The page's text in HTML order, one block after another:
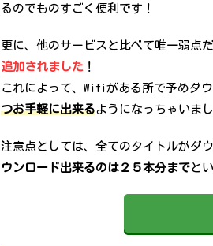
るのでものすごく便利です！
更に、他のサービスと比べて唯一弱点
追加されました ！
これによって、Wifiがある所で予めダ
つお手軽に出来るようになっちゃいまし
注意点としては、全てのタイトルがダ
ウンロード出来るのは２５本分までと